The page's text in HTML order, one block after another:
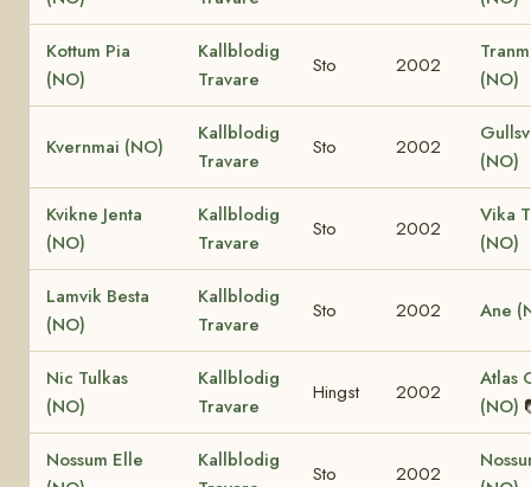
Kottum Pia
(NO)
Kallblodig
Travare
Sto 2002
(NO)
Kvernmai (NO)
Kallblodig
Travare
Sto 2002
(NO)
Kvikne Jenta
(NO)
Kallblodig
Travare
Sto 2002
Vika
(NO)
Lamvik Besta
(NO)
Kallblodig
Travare
Sto 2002 Ane
Nic Tulkas
(NO)
Kallblodig
Travare
Hingst 2002
Atlas
(NO)
Nossum Elle
Kallblodig
Sto 2002